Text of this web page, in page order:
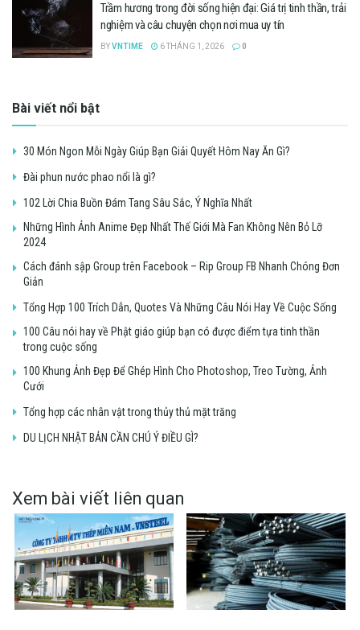
Trầm hương trong đời sống hiện đại: Giá trị tinh thần, trải
nghiệm và câu chuyện chọn nơi mua uy tín
BYVNTIME 6 THÁNG 1, 2026 0
Bài viết nổi bật
30 Món Ngon Mỗi Ngày Giúp Bạn Giải Quyết Hôm Nay Ăn Gì?
Đài phun nước phao nổi là gì?
102 Lời Chia Buồn Đám Tang Sâu Sắc, Ý Nghĩa Nhất
Những Hình Ảnh Anime Đẹp Nhất Thế Giới Mà Fan Không Nên Bỏ Lỡ
2024
Cách đánh sập Group trên Facebook – Rip Group FB Nhanh Chóng Đơn
Giản
Tổng Hợp 100 Trích Dẫn, Quotes Và Những Câu Nói Hay Về Cuộc Sống
100 Câu nói hay về Phật giáo giúp bạn có được điểm tựa tinh thần
trong cuộc sống
100 Khung Ảnh Đẹp Để Ghép Hình Cho Photoshop, Treo Tường, Ảnh
Cưới
Tổng hợp các nhân vật trong thủy thủ mặt trăng
DU LỊCH NHẬT BẢN CẦN CHÚ Ý ĐIỀU GÌ?
Xem bài viết liên quan